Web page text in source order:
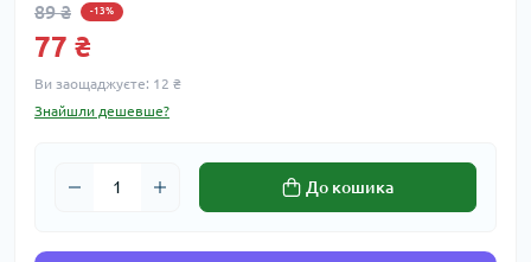
89 ₴ -13%
77 ₴
Ви заощаджуєте: 12 ₴
Знайшли дешевше?
До кошика